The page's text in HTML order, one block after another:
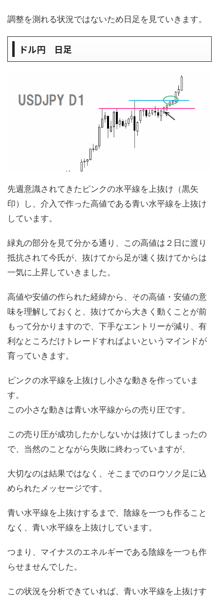
調整を測れる状況ではないため日足を見ていきます。
ドル円 日足
先週意識されてきたピンクの水平線を上抜け（黒矢
印）し、介入で作った高値である青い水平線を上抜け
しています。
緑丸の部分を見て分かる通り、この高値は２日に渡り
抵抗されて今氏が、抜けてから足が速く抜けてからは
一気に上昇していきました。
高値や安値の作られた経緯から、その高値・安値の意
味を理解しておくと、抜けてから大きく動くことが前
もって分かりますので、下手なエントリーが減り、有
利なところだけトレードすればよいというマインドが
育っていきます。
ピンクの水平線を上抜けし小さな動きを作っていま
す。
この小さな動きは青い水平線からの売り圧です。
この売り圧が成功したかしないかは抜けてしまったの
で、当然のことながら失敗に終わっていますが、
大切なのは結果ではなく、そこまでのロウソク足に込
められたメッセージです。
青い水平線を上抜けするまで、陰線を一つも作ること
なく、青い水平線を上抜けしています。
つまり、マイナスのエネルギーである陰線を一つも作
らせませんでした。
この状況を分析できていれば、青い水平線を上抜けす